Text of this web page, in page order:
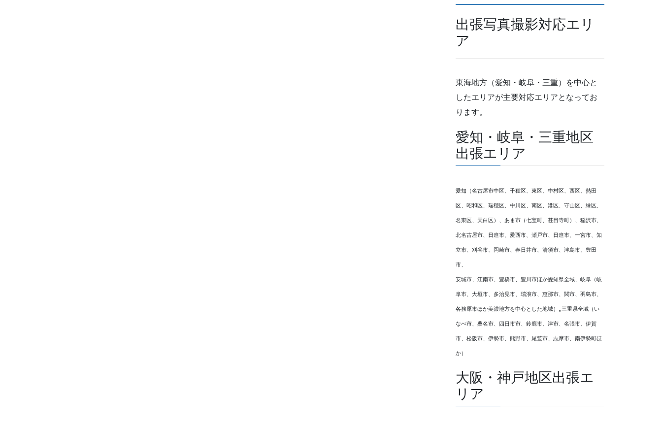
出張写真撮影対応エリ
ア
東海地方（愛知・岐阜・三重）を中心と
したエリアが主要対応エリアとなってお
ります。
愛知・岐阜・三重地区
出張エリア
愛知（名古屋市中区、千種区、東区、中村区、西区、熱田
区、昭和区、瑞穂区、中川区、南区、港区、守山区、緑区、
名東区、天白区）、あま市（七宝町、甚目寺町）、稲沢市、
北名古屋市、日進市、愛西市、瀬戸市、日進市、一宮市、知
立市、刈谷市、岡崎市、春日井市、清須市、津島市、豊田
市、
安城市、江南市、豊橋市、豊川市ほか愛知県全域、岐阜（岐
阜市、大垣市、多治見市、瑞浪市、恵那市、関市、羽島市、
各務原市ほか美濃地方を中心とした地域）,,三重県全域（い
なべ市、桑名市、四日市市、鈴鹿市、津市、名張市、伊賀
市、松阪市、伊勢市、熊野市、尾鷲市、志摩市、南伊勢町ほ
か）
大阪・神戸地区出張エ
リア